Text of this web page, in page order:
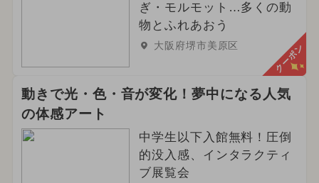
ぎ・モルモット…多くの動
物とふれあおう
大阪府堺市美原区 クーポン
動きで光・色・音が変化！夢中になる人気
の体感アート
中学生以下入館無料！圧倒
的没入感、インタラクティ
ブ展覧会